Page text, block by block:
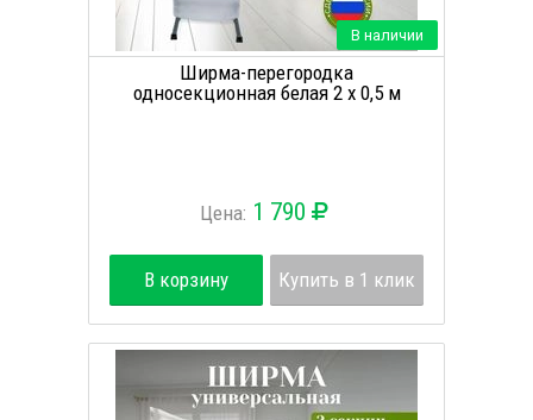
В наличии
Ширма-перегородка
односекционная белая 2 х 0,5 м
Цена: 1 790
В корзину Купить в 1 клик